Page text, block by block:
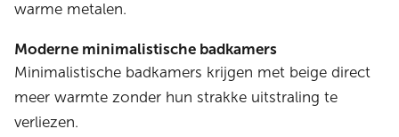
warme metalen.
Moderne minimalistische badkamers
Minimalistische badkamers krijgen met beige direct
meer warmte zonder hun strakke uitstraling te
verliezen.